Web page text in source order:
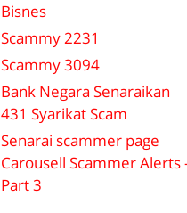
Bisnes
Scammy 2231
Scammy 3094
Bank Negara Senaraikan
431 Syarikat Scam
Senarai scammer page
Carousell Scammer Alerts
Part 3